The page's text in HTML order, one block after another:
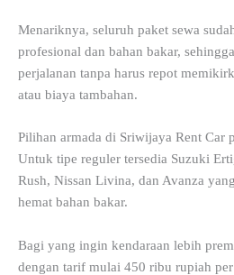
Menariknya, seluruh paket sewa
profesional dan bahan bakar,
perjalanan tanpa harus repot
atau biaya tambahan.
Pilihan armada di Sriwijaya Rent Car
Untuk tipe reguler tersedia Suzuki
Rush, Nissan Livina, dan Avanza
hemat bahan bakar.
Bagi yang ingin kendaraan lebih
dengan tarif mulai 450 ribu rupiah